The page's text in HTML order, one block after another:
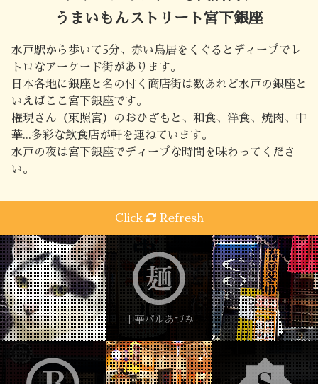
うまいもんストリート宮下銀座
水戸駅から歩いて5分、赤い鳥居をくぐるとディープでレ
トロなアーケード街があります。
日本各地に銀座と名の付く商店街は数あれど水戸の銀座と
いえばここ宮下銀座です。
権現さん（東照宮）のおひざもと、和食、洋食、焼肉、中
華...多彩な飲食店が軒を連ねています。
水戸の夜は宮下銀座でディープな時間を味わってくださ
い。
Click Refresh
中華バルあづみ